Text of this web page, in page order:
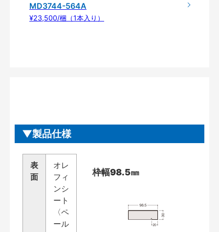
MD3744-564A
¥23,500/梱（1本入り）
製品仕様
表
面
オレ
フィ
ンシ
ート
〈ペ
ール
枠幅98.5㎜